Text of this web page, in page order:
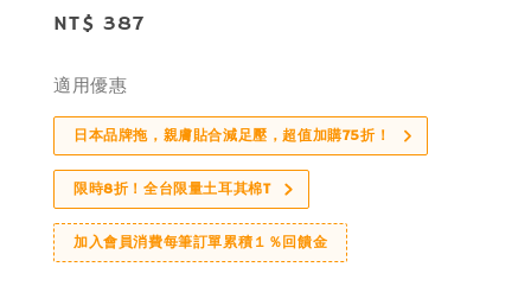
Regular
NT$ 387
適用優惠
日本品牌拖，親膚貼合減足壓，超值加購75折！
限時8折！全台限量土耳其棉T
加入會員消費每筆訂單累積１％回饋金